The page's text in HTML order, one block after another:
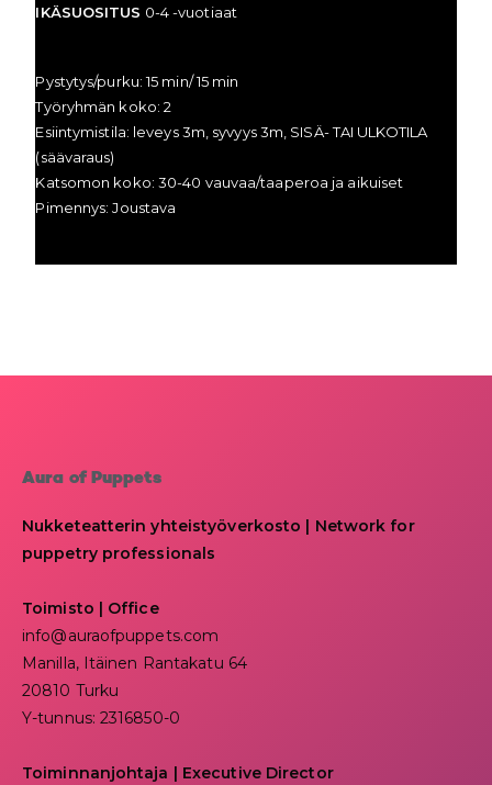
IKÄSUOSITUS 0-4 -vuotiaat
Pystytys/purku: 15 min/ 15 min
Työryhmän koko: 2
Esiintymistila: leveys 3m, syvyys 3m, SISÄ- TAI ULKOTILA
(säävaraus)
Katsomon koko: 30-40 vauvaa/taaperoa ja aikuiset
Pimennys: Joustava
Aura of Puppets
Nukketeatterin yhteistyöverkosto | Network for
puppetry professionals
Toimisto | Office
info@auraofpuppets.com
Manilla, Itäinen Rantakatu 64
20810 Turku
Y-tunnus: 2316850-0
Toiminnanjohtaja | Executive Director